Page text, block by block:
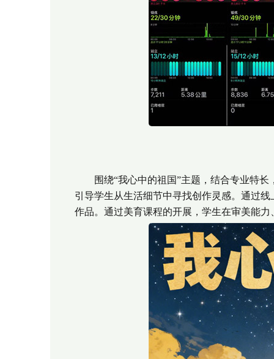
围绕“我心中的祖国”主题，结合专业特长
引导学生从生活细节中寻找创作灵感。通过
作品。通过美育课程的开展，学生在审美能